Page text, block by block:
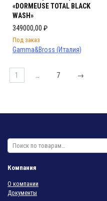
«DORMEUSE TOTAL BLACK
WASH»
349000,00 ₽
Под заказ
Gamma&Bross (Италия)
1 7 →
Искать:
Компания
О компании
Документы